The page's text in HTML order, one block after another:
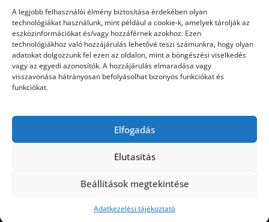
A legjobb felhasználói élmény biztosítása érdekében olyan
technológiákat használunk, mint például a cookie-k, amelyek tárolják az
eszközinformációkat és/vagy hozzáférnek azokhoz. Ezen
technológiákhoz való hozzájárulás lehetővé teszi számunkra, hogy olyan
adatokat dolgozzunk fel ezen az oldalon, mint a böngészési viselkedés
vagy az egyedi azonosítók. A hozzájárulás elmaradása vagy
visszavonása hátrányosan befolyásolhat bizonyos funkciókat és
funkciókat.
Elfogadás
Elutasítás
Beállítások megtekintése
Adatkezelési tájékoztató
Szellőztető
Szolgáltatás
Táskák
Utazás
Vásárlás
Webáruházak
WordPress Theme